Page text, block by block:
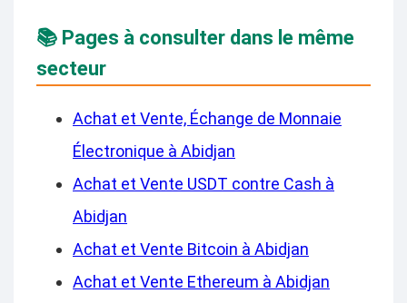
📚 Pages à consulter dans le même
secteur
Achat et Vente, Échange de Monnaie
Électronique à Abidjan
Achat et Vente USDT contre Cash à
Abidjan
Achat et Vente Bitcoin à Abidjan
Achat et Vente Ethereum à Abidjan